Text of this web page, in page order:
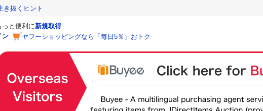
抜くヒント
っと便利に新規取得
ン
ヤフーショッピングなら「毎日5％」おトク